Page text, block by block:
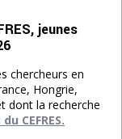
jeunes
chercheurs en
Hongrie,
dont la recherche
CEFRES.